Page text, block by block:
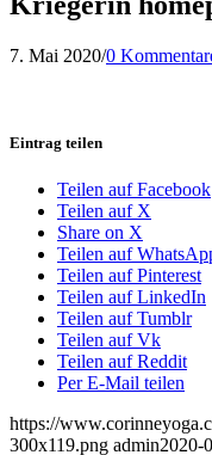
7. Mai 2020/0
Eintrag teilen
Teilen auf Facebook
Teilen auf X
Share on X
Teilen auf
Teilen auf Pinterest
Teilen auf LinkedIn
Teilen auf Tumblr
Teilen auf Vk
Teilen auf Reddit
Per E-Mail teilen
https://
300x119.png admin2020-